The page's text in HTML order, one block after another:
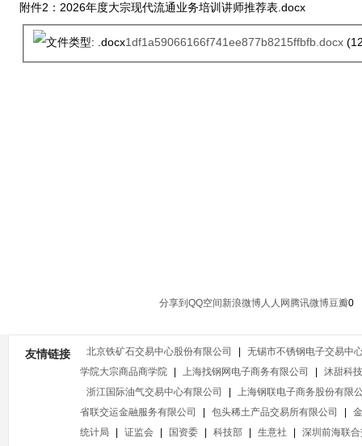
附件2：2026年度大宗现代流通业务培训讲师推荐表.docx
1df1a59066166f741ee877b8215ffbfb.docx
分享到 QQ空间 新浪微博人人网 腾讯微博豆瓣0
友情链接 北京铁矿石交易中心股份有限公司
无锡市不锈钢电子交易中
学院大宗商品商学院
上海找钢网电子商务有限公司
沐甜科技
浙江国际油气交易中心有限公司
上海钢联电子商务股份有限
省联交运金融服务有限公司
包头稀土产品交易所有限公司
统计局
证监会 国资委 科技部 生意社
深圳前海联